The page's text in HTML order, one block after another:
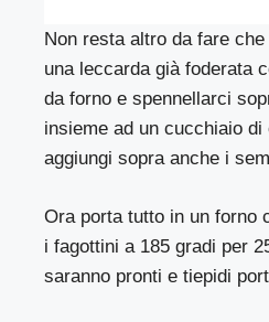
Non resta altro da fare
una leccarda già foderata
da forno e spennellarci
insieme ad un cucchiaio di
aggiungi sopra anche i
Ora porta tutto in un forno
i fagottini a 185 gradi per
saranno pronti e tiepidi